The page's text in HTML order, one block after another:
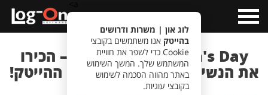
Menu
Business Women's Day – הכירו
את הנשים שהשפיעו על עולם ההייטק!
לוג און | משרות ודרושים
בהייטק אנו משתמשים בקובצי
Cookie כדי לשפר את חוויית
המשתמש שלך. המשך השימוש
באתר מהווה הסכמה לשימוש
בקובצי עוגיות.